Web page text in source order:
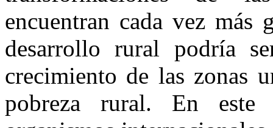
encuentran cada vez
desarrollo rural podría
crecimiento de las zonas
pobreza rural. En este